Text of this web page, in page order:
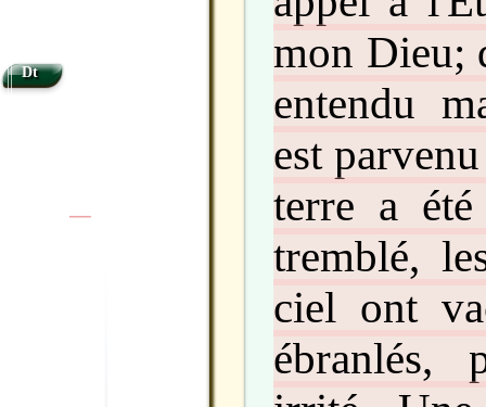
mon Dieu;
entendu
est
terre a
tremblé,
ciel ont
ébranlés,
Dt